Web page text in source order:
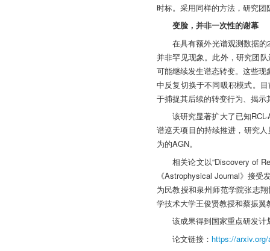
时标。采用同样的方法，研究
变脸，并非一次性的谢幕
在具有额外光谱观测数据的
并非罕见现象。此外，研究团
可能继续发生谱态转变。这些现
中反复切换于不同吸积模式。
于捕捉其后续的转变行为、揭
该研究显著扩大了已知
谱巡天项目的持续推进，研究
为的AGN。
相关论文以“Discovery of
《Astrophysical Journal》接
为民教授和泉州师范学院张志
学技术大学王俊贤教授和蔡振
该成果得到国家重点研发
论文链接： https://